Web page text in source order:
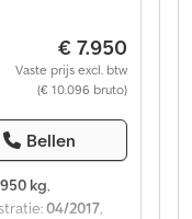
€ 7.950
Vaste prijs excl. btw
(€ 10.096 bruto)
Bellen
kg,
04/2017